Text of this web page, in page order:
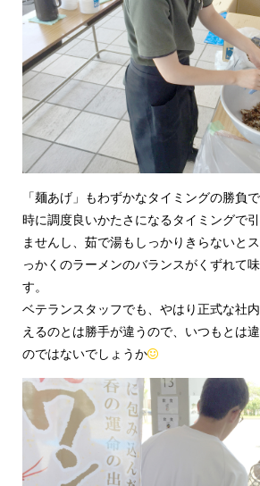
「麺あげ」もわずかなタイミングの勝負
時に調度良いかたさになるタイミングで
ませんし、茹で湯もしっかりきらないと
っかくのラーメンのバランスがくずれて
す。
ベテランスタッフでも、やはり正式な社
えるのとは勝手が違うので、いつもとは
のではないでしょうか